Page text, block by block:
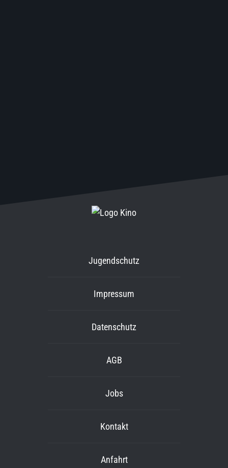
Jugendschutz
Impressum
Datenschutz
AGB
Jobs
Kontakt
Anfahrt